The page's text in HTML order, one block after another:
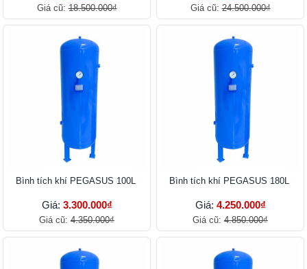
Giá cũ:18.500.000₫ Giá cũ:24.500.000₫
Bình tích khí PEGASUS 100L
Giá: 3.300.000₫
Giá cũ: 4.350.000₫
Bình tích khí PEGASUS 180L
Giá: 4.250.000₫
Giá cũ: 4.850.000₫